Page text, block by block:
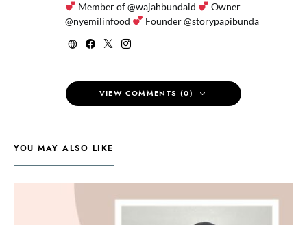
Member of @wajahbundaid
Owner
@nyemilinfood
Founder @storypapibunda
VIEW COMMENTS (0)
YOU MAY ALSO LIKE